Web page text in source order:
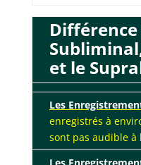
et le
Les
enregistrés à
sont pas audible à